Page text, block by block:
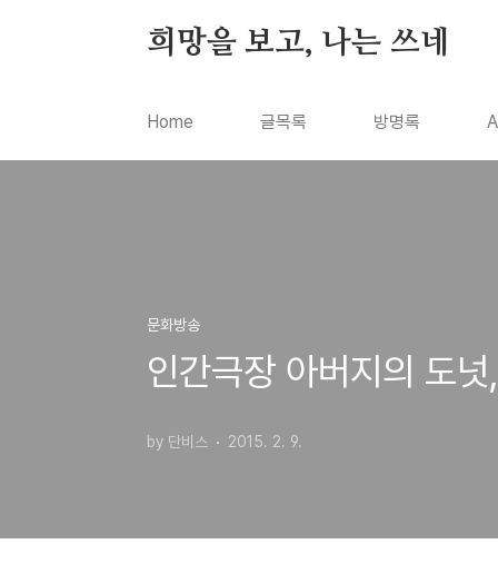
희망을 보고, 나는 쓰네
Home 글목록 방명록
문화방송
인간극장 아버지의 도
by 단비스 2015. 2. 9.